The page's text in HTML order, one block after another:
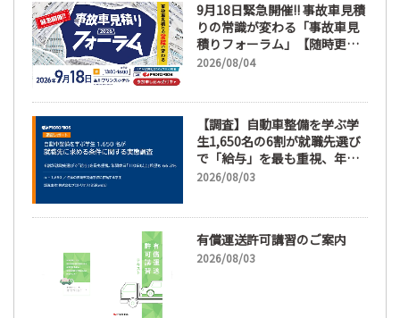
9月18日緊急開催!! 事故車見積
りの常識が変わる「事故車見
積りフォーラム」【随時更
新】
2026/08/04
【調査】自動車整備を学ぶ学
生1,650名の6割が就職先選び
で「給与」を最も重視、年間
休日「110日以上」希望も
2026/08/03
有償運送許可講習のご案内
2026/08/03